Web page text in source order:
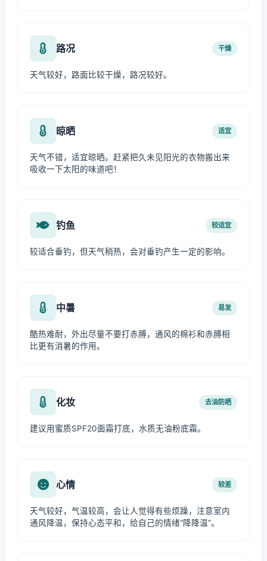
路况 干燥
天气较好，路面比较干燥，路况较好。
晾晒 适宜
天气不错，适宜晾晒。赶紧把久未见阳光的衣物搬出来
吸收一下太阳的味道吧！
钓鱼 较适宜
较适合垂钓，但天气稍热，会对垂钓产生一定的影响。
中暑 易发
酷热难耐，外出尽量不要打赤膊，通风的棉衫和赤膊相
比更有消暑的作用。
化妆 去油防晒
建议用蜜质SPF20面霜打底，水质无油粉底霜。
心情 较差
天气较好，气温较高，会让人觉得有些烦躁，注意室内
通风降温，保持心态平和，给自己的情绪“降降温”。